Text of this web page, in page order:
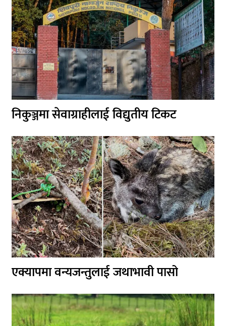
निकुञ्जमा सेवाग्राहीलाई विद्युतीय टिकट
एक्यापमा वन्यजन्तुलाई जथाभावी पासो